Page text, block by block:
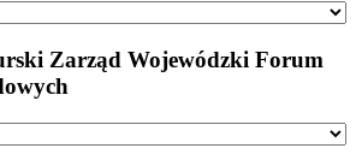
Zarząd Wojewódzki Forum